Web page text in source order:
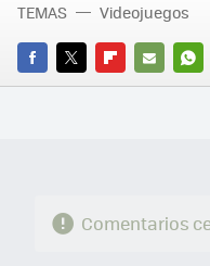
FACEBOOK
TWITTERFLIPBOARD
E-
TEMAS Videojuegos
Comentarios